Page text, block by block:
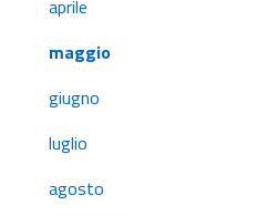
aprile
maggio
giugno
luglio
agosto